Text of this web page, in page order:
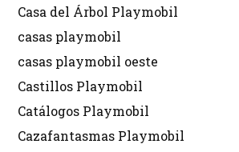
Casa del Árbol Playmobil
casas playmobil
casas playmobil oeste
Castillos Playmobil
Catálogos Playmobil
Cazafantasmas Playmobil